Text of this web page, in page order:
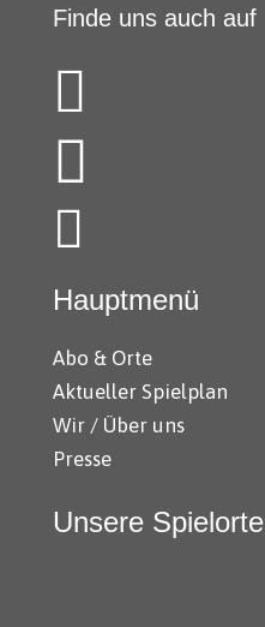
Finde uns auch auf
Hauptmenü
Abo & Orte
Aktueller Spielplan
Wir / Über uns
Presse
Unsere Spielorte